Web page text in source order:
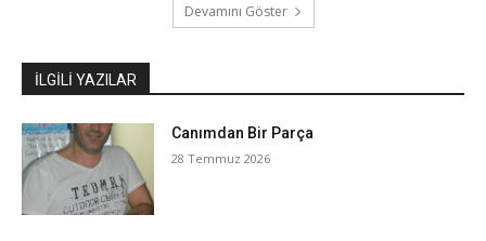
Devamını Göster
İLGILI YAZILAR
Canımdan Bir Parça
28 Temmuz 2026